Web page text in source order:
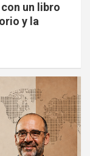
un libro
y la